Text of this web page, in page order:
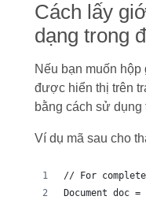
Cách lấy
dạng trong
Nếu bạn muốn
được hiển thị trên
bằng cách sử dụng
Ví dụ mã sau cho
// For
Document doc